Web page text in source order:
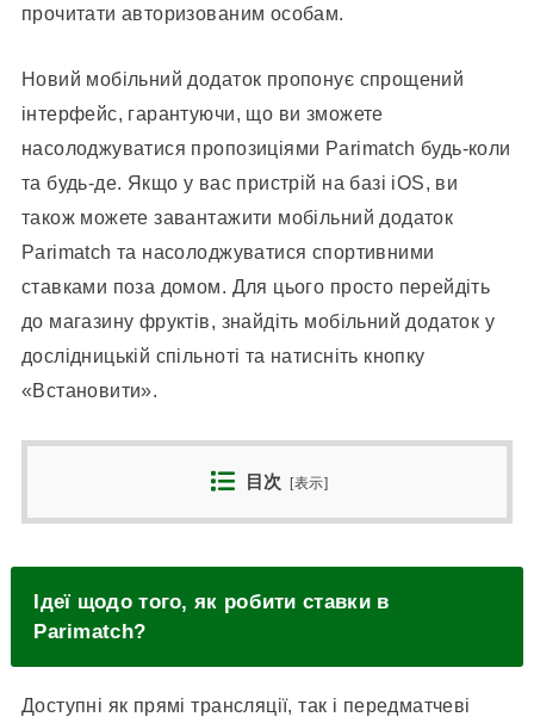
прочитати авторизованим особам.
Новий мобільний додаток пропонує спрощений
інтерфейс, гарантуючи, що ви зможете
насолоджуватися пропозиціями Parimatch будь-коли
та будь-де. Якщо у вас пристрій на базі iOS, ви
також можете завантажити мобільний додаток
Parimatch та насолоджуватися спортивними
ставками поза домом. Для цього просто перейдіть
до магазину фруктів, знайдіть мобільний додаток у
дослідницькій спільноті та натисніть кнопку
«Встановити».
目次 [表示]
Ідеї ​​щодо того, як робити ставки в
Parimatch?
Доступні як прямі трансляції, так і передматчеві